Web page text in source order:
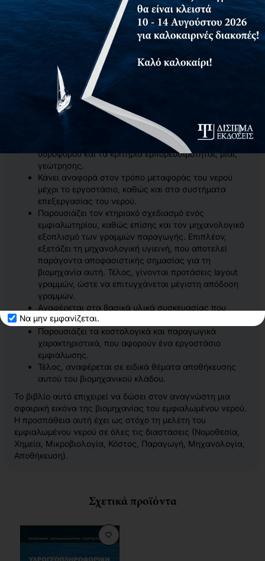
Να μην εμφανίζεται.
συνόλου των παραμέτρων που σχετίζονται με το
εμφιαλωμένο νερό και να απαντήσει σε κρίσιμα ερωτήματα
και προβλήματα που πιθανόν να αντιμετωπίσει κάποιος που
ασχολείται με τη βιομηχανία του εμφιαλωμένου νερού.
Ασχολείται με την ανάλυση του χημικού και
μικροβιολογικού παράγοντα, και μας εισάγει στο νερό σαν
Αναφέρεται στη γεώτρηση και προσπαθεί να προβεί
σε μία σύνοψη σχετικά με τον χώρο όπου
πραγματοποιείται μια γεώτρηση, τον τρόπο
κατασκευής της, την περιβαλλοντική προστασία του
υδροφόρου και τα κριτήρια εμπορευσιμότητας μιας
γεώτρησης.
Κάνει αναφορά στον τρόπο μεταφοράς του νερού
μέχρι το εργοστάσιο, καθώς και στα συστήματα
επεξεργασίας του νερού.
Παρουσιάζει τον κτηριακό σχεδιασμό ενός
εμφιαλωτηρίου, καθώς επίσης και τον μηχανολογικό
εξοπλισμό των γραμμών παραγωγής. Επιπλέον,
εξετάζει τη μηχανολογική υγιεινή, που αποτελεί
παράγοντα αποφασιστικής σημασίας για τη
βιομηχανία αυτή. Τέλος, γίνονται προτάσεις layout
γραμμών, ώστε να επιτυγχάνεται μέγιστη απόδοση
γραμμών.
Αναφέρεται στα βασικά υλικά συσκευασίας που
χρησιμοποιούνται στη βιομηχανία.
Παρουσιάζει τα κοστολογικά και παραγωγικά
χαρακτηριστικά, που αφορούν ένα εργοστάσιο
εμφιάλωσης.
Τέλος, αναφέρεται σε ειδικά θέματα αποθήκευσης
αυτού του βιομηχανικού κλάδου.
Το βιβλίο αυτό επιχειρεί να δώσει στον αναγνώστη μια
σφαιρική εικόνα της βιομηχανίας του εμφιαλωμένου νερού.
Η προσπάθεια αυτή έχει ως στόχο τη μελέτη του
εμφιαλωμένου νερού σε όλες τις διαστάσεις (Νομοθεσία,
Χημεία, Μικροβιολογία, Κόστος, Παραγωγή, Μηχανολογία,
Αποθήκευση).
Σχετικά προϊόντα